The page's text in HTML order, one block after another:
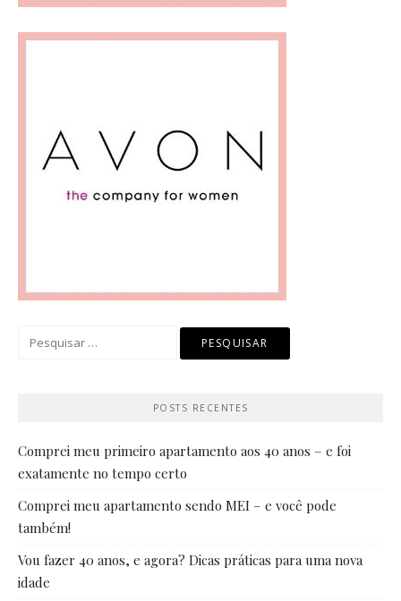
POSTS RECENTES
Comprei meu primeiro apartamento aos 40 anos – e foi
exatamente no tempo certo
Comprei meu apartamento sendo MEI – e você pode
também!
Vou fazer 40 anos, e agora? Dicas práticas para uma nova
idade